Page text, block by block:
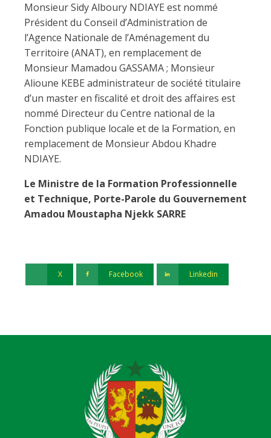
Monsieur Sidy Alboury NDIAYE est nommé
Président du Conseil d’Administration de
l’Agence Nationale de l’Aménagement du
Territoire (ANAT), en remplacement de
Monsieur Mamadou GASSAMA ; Monsieur
Alioune KEBE administrateur de société titulaire
d’un master en fiscalité et droit des affaires est
nommé Directeur du Centre national de la
Fonction publique locale et de la Formation, en
remplacement de Monsieur Abdou Khadre
NDIAYE.
Le Ministre de la Formation Professionnelle
et Technique, Porte-Parole du Gouvernement
Amadou Moustapha Njekk SARRE
X Facebook Linkedin